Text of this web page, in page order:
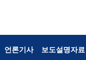
언론기사 보도설명자료